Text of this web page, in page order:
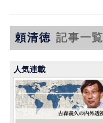
頼清徳 記事一覧
人気連載